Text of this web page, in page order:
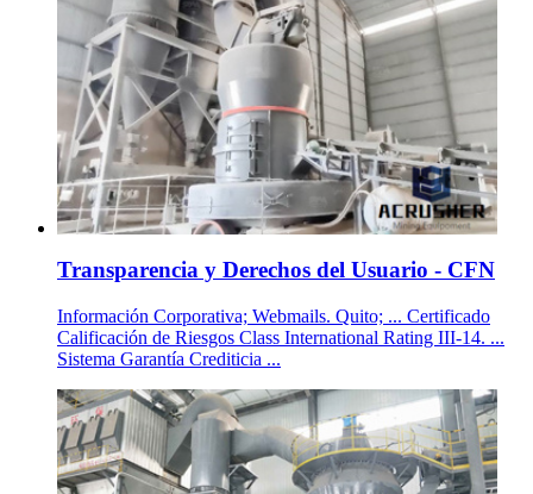
Transparencia y Derechos del Usuario - CFN
Información Corporativa; Webmails. Quito; ... Certificado
Calificación de Riesgos Class International Rating III-14. ...
Sistema Garantía Crediticia ...